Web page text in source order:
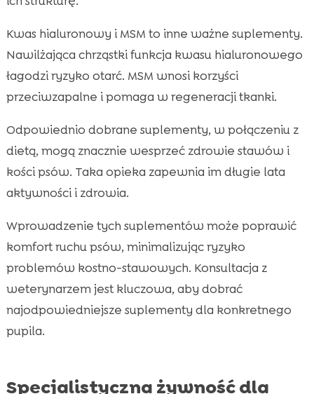
Kwas hialuronowy i MSM to inne ważne suplementy.
Nawilżająca chrząstki funkcja kwasu hialuronowego
łagodzi ryzyko otarć. MSM wnosi korzyści
przeciwzapalne i pomaga w regeneracji tkanki.
Odpowiednio dobrane suplementy, w połączeniu z
dietą, mogą znacznie wesprzeć zdrowie stawów i
kości psów. Taka opieka zapewnia im długie lata
aktywności i zdrowia.
Wprowadzenie tych suplementów może poprawić
komfort ruchu psów, minimalizując ryzyko
problemów kostno-stawowych. Konsultacja z
weterynarzem jest kluczowa, aby dobrać
najodpowiedniejsze suplementy dla konkretnego
pupila.
Specjalistyczna żywność dla